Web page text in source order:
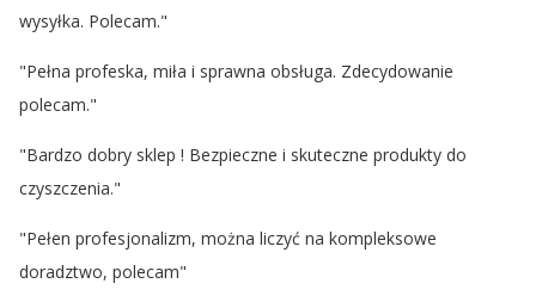
wysyłka. Polecam."
"Pełna profeska, miła i sprawna obsługa. Zdecydowanie
polecam."
"Bardzo dobry sklep ! Bezpieczne i skuteczne produkty do
czyszczenia."
"Pełen profesjonalizm, można liczyć na kompleksowe
doradztwo, polecam"